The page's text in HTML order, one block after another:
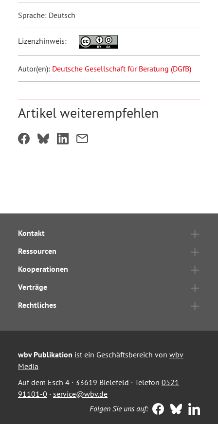
Sprache: Deutsch
Lizenzhinweis:
Autor(en): Deutsche Gesellschaft für Beratung (DGfB)
Artikel weiterempfehlen
Kontakt
Ressourcen
Kooperationen
Verträge
Rechtliches
wbv Publikation ist ein Geschäftsbereich von wbv
Media
Auf dem Esch 4 · 33619 Bielefeld · Telefon 0521
91101-0 · service@wbv.de
Folgen Sie uns auf: